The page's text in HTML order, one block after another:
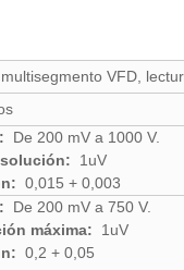
VFD,
De 200 mV a 1000 V.
1uV
0,015 + 0,003
De 200 mV a 750 V.
máxima:
1uV
0,2 + 0,05